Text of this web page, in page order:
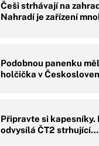
Češi strhávají na
Nahradí je zařízení
Podobnou panenku
holčička v
Připravte si kapesníky.
odvysílá ČT2 strhující…